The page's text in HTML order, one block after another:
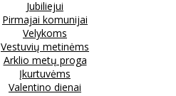
Jubiliejui
Pirmajai komunijai
Velykoms
Vestuvių metinėms
Arklio metų proga
Įkurtuvėms
Valentino dienai